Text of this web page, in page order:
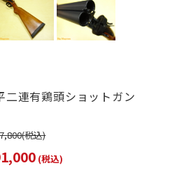
二連有鶏頭ショットガン
(税込)
(税込)